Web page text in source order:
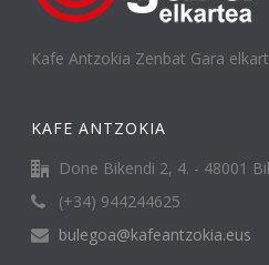
Kafe Antzokia Zenbat Gara
KAFE ANTZOKIA
Done Bikendi 2, 4. - 48001
(+34) 944244625
bulegoa@kafeantzokia.eus